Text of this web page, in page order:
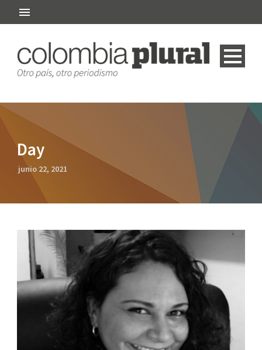
Day
junio 22, 2021